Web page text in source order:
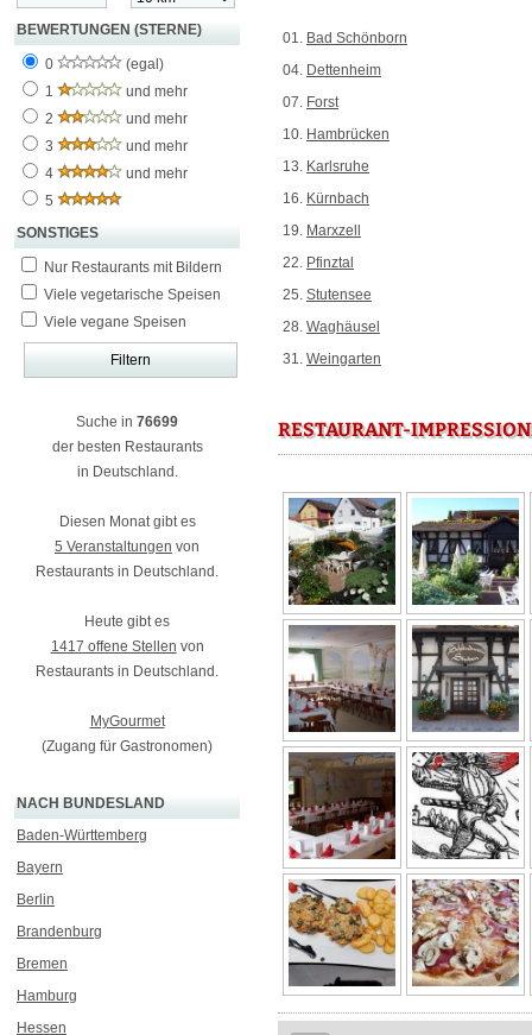
BEWERTUNGEN (STERNE)
0
(egal)
1
und mehr
2
und mehr
3
und mehr
4
und mehr
5
SONSTIGES
Nur Restaurants mit Bildern
Viele vegetarische Speisen
Viele vegane Speisen
Suche in 76699
der besten Restaurants
in Deutschland.
Diesen Monat gibt es
5 Veranstaltungen von
Restaurants in Deutschland.
Heute gibt es
1417 offene Stellen von
Restaurants in Deutschland.
MyGourmet
(Zugang für Gastronomen)
NACH BUNDESLAND
Baden-Württemberg
Bayern
Berlin
Brandenburg
Bremen
Hamburg
Hessen
01. Bad Schönborn
04. Dettenheim
07. Forst
10. Hambrücken
13. Karlsruhe
16. Kürnbach
19. Marxzell
22. Pfinztal
25. Stutensee
28. Waghäusel
31. Weingarten
RESTAURANT-